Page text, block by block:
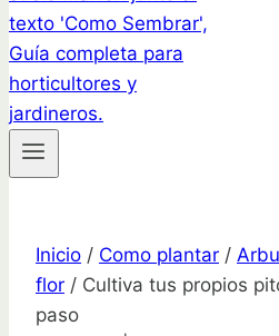
Inicio / Como plantar /
flor / Cultiva tus propios
paso